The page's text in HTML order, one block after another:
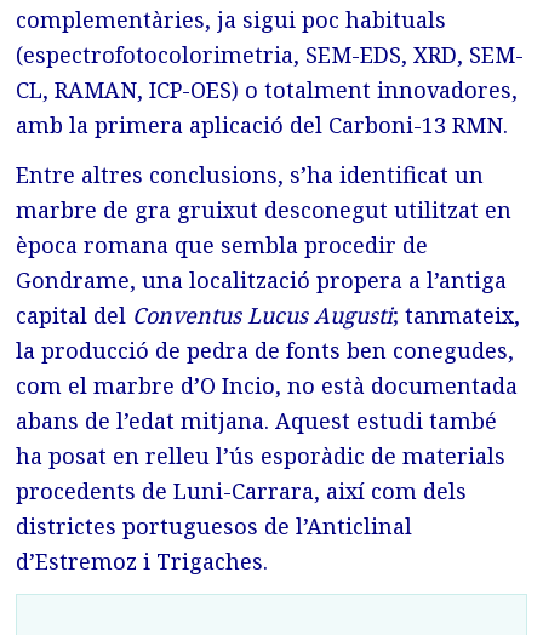
complementàries, ja sigui poc habituals
(espectrofotocolorimetria, SEM-EDS, XRD, SEM-
CL, RAMAN, ICP-OES) o totalment innovadores,
amb la primera aplicació del Carboni-13 RMN.
Entre altres conclusions, s’ha identificat un
marbre de gra gruixut desconegut utilitzat en
època romana que sembla procedir de
Gondrame, una localització propera a l’antiga
capital del Conventus Lucus Augusti; tanmateix,
la producció de pedra de fonts ben conegudes,
com el marbre d’O Incio, no està documentada
abans de l’edat mitjana. Aquest estudi també
ha posat en relleu l’ús esporàdic de materials
procedents de Luni-Carrara, així com dels
districtes portuguesos de l’Anticlinal
d’Estremoz i Trigaches.